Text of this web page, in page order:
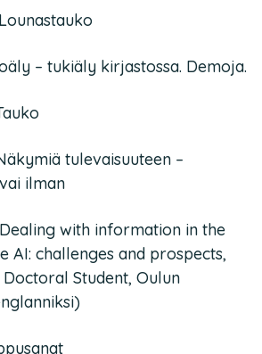
– tukiäly kirjastossa. Demoja.
tulevaisuuteen –
ilman
Dealing with information in the
AI: challenges and prospects,
Student, Oulun